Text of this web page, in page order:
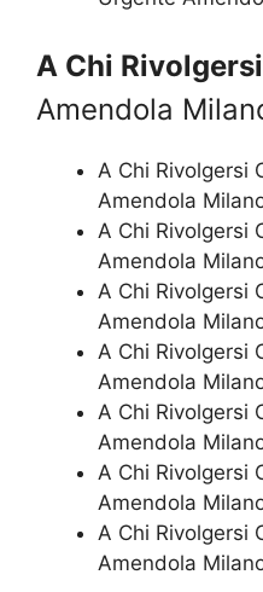
A Chi Rivolgersi
Amendola
A Chi Rivolgersi
Amendola
A Chi Rivolgersi
Amendola
A Chi Rivolgersi
Amendola
A Chi Rivolgersi
Amendola
A Chi Rivolgersi
Amendola
A Chi Rivolgersi
Amendola
A Chi Rivolgersi
Amendola